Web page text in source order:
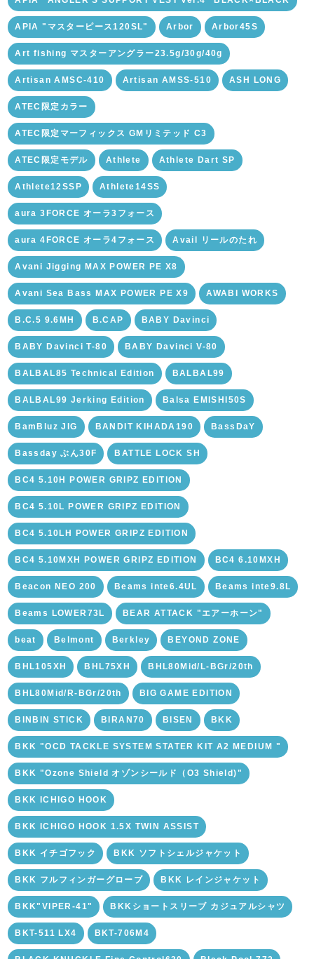
APIA "マスターピース120SL" Arbor Arbor45S
Art fishing マスターアングラー23.5g/30g/40g
Artisan AMSC-410 Artisan AMSS-510 ASH LONG
ATEC限定カラー
ATEC限定マーフィックス GMリミテッド C3
ATEC限定モデル Athlete Athlete Dart SP
Athlete12SSP Athlete14SS
aura 3FORCE オーラ3フォース
aura 4FORCE オーラ4フォース Avail リールのたれ
Avani Jigging MAX POWER PE X8
Avani Sea Bass MAX POWER PE X9 AWABI WORKS
B.C.5 9.6MH B.CAP BABY Davinci
BABY Davinci T-80 BABY Davinci V-80
BALBAL85 Technical Edition BALBAL99
BALBAL99 Jerking Edition Balsa EMISHI50S
BamBluz JIG BANDIT KIHADA190 BassDaY
Bassday ぶん30F BATTLE LOCK SH
BC4 5.10H POWER GRIPZ EDITION
BC4 5.10L POWER GRIPZ EDITION
BC4 5.10LH POWER GRIPZ EDITION
BC4 5.10MXH POWER GRIPZ EDITION BC4 6.10MXH
Beacon NEO 200 Beams inte6.4UL Beams inte9.8L
Beams LOWER73L BEAR ATTACK "エアーホーン"
beat Belmont Berkley BEYOND ZONE
BHL105XH BHL75XH BHL80Mid/L-BGr/20th
BHL80Mid/R-BGr/20th BIG GAME EDITION
BINBIN STICK BIRAN70 BISEN BKK
BKK "OCD TACKLE SYSTEM STATER KIT A2 MEDIUM "
BKK "Ozone Shield オゾンシールド（O3 Shield)"
BKK ICHIGO HOOK
BKK ICHIGO HOOK 1.5X TWIN ASSIST
BKK イチゴフック BKK ソフトシェルジャケット
BKK フルフィンガーグローブ BKK レインジャケット
BKK"VIPER-41" BKKショートスリーブ カジュアルシャツ
BKT-511 LX4 BKT-706M4